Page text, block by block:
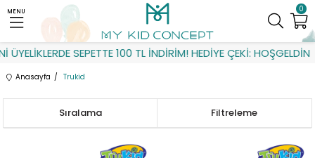
SEPETTE 100 TL İNDİRİM! HEDİYE ÇEKİ: HOŞGELDİN
0
MENU
Anasayfa Trukid
Filtreleme
Sıralama